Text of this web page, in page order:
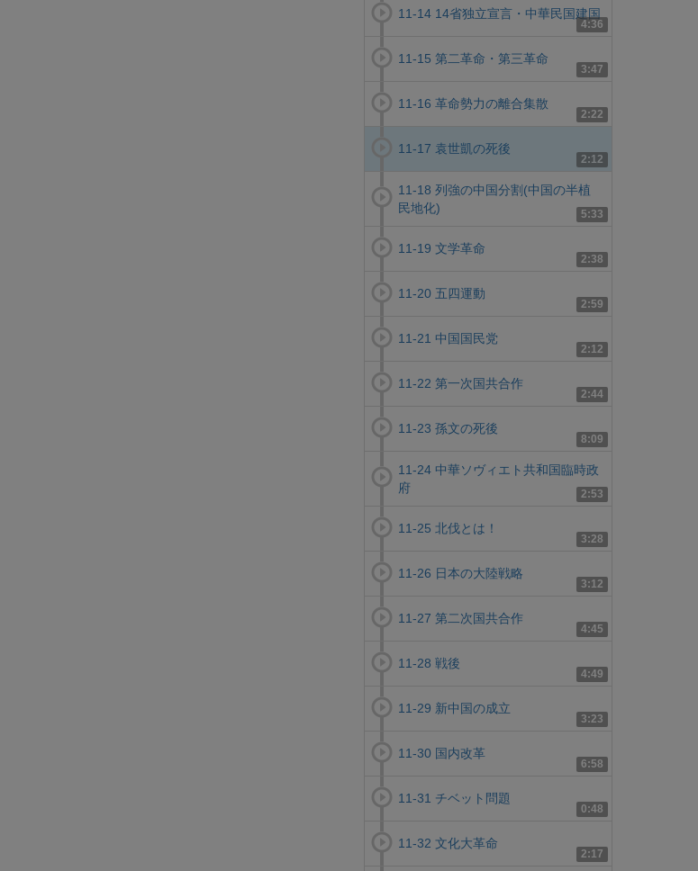
4:36
11-14 14省独立宣言・中華民国建国
3:47
11-15 第二革命・第三革命
2:22
11-16 革命勢力の離合集散
2:12
11-17 袁世凱の死後
5:33
11-18 列強の中国分割(中国の半植
民地化)
2:38
11-19 文学革命
2:59
11-20 五四運動
2:12
11-21 中国国民党
2:44
11-22 第一次国共合作
8:09
11-23 孫文の死後
2:53
11-24 中華ソヴィエト共和国臨時政
府
3:28
11-25 北伐とは！
3:12
11-26 日本の大陸戦略
4:45
11-27 第二次国共合作
4:49
11-28 戦後
3:23
11-29 新中国の成立
6:58
11-30 国内改革
0:48
11-31 チベット問題
2:17
11-32 文化大革命